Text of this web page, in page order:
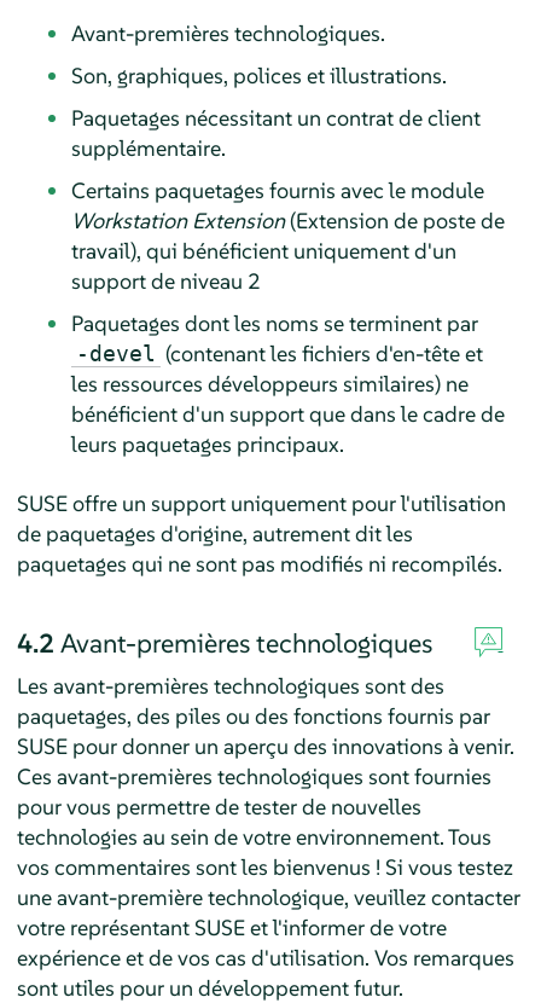
Avant-premières technologiques.
Son, graphiques, polices et illustrations.
Paquetages nécessitant un contrat de client
supplémentaire.
Certains paquetages fournis avec le module
Workstation Extension(Extension de poste de
travail), qui bénéficient uniquement d'un
support de niveau 2
Paquetages dont les noms se terminent par
-devel (contenant les fichiers d'en-tête et
les ressources développeurs similaires) ne
bénéficient d'un support que dans le cadre de
leurs paquetages principaux.
SUSE offre un support uniquement pour l'utilisation
de paquetages d'origine, autrement dit les
paquetages qui ne sont pas modifiés ni recompilés.
4.2 Avant-premières technologiques
Les avant-premières technologiques sont des
paquetages, des piles ou des fonctions fournis par
SUSE pour donner un aperçu des innovations à venir.
Ces avant-premières technologiques sont fournies
pour vous permettre de tester de nouvelles
technologies au sein de votre environnement. Tous
vos commentaires sont les bienvenus ! Si vous testez
une avant-première technologique, veuillez contacter
votre représentant SUSE et l'informer de votre
expérience et de vos cas d'utilisation. Vos remarques
sont utiles pour un développement futur.